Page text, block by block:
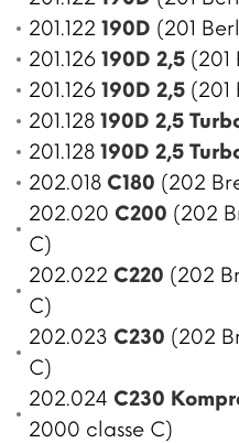
201.122 190D (201
201.126 190D 2,5 (201
201.126 190D 2,5 (201
201.128 190D 2,5
201.128 190D 2,5
202.018 C180 (202
202.020 C200 (202
C)
202.022 C220 (202
C)
202.023 C230 (202
C)
202.024 C230
2000 classe C)